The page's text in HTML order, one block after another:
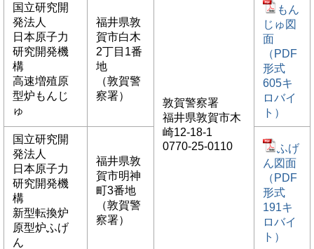
敦賀警察署
福井県敦賀市木
崎12-18-1
0770-25-0110
国立研究開
発法人
日本原子力
研究開発機
構
高速増殖原
型炉もんじ
ゅ
福井県敦
賀市白木
2丁目1番
地
（敦賀警
察署）
もん
じゅ図
面
（PDF
形式
605キ
ロバイ
ト）
国立研究開
発法人
日本原子力
研究開発機
構
新型転換炉
原型炉ふげ
ん
福井県敦
賀市明神
町3番地
（敦賀警
察署）
ふげ
ん図面
（PDF
形式
191キ
ロバイ
ト）